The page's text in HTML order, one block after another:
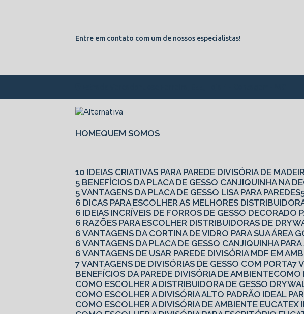
Entre em contato com um de nossos especialistas!
HOME
QUEM SOMOS
10 IDEIAS CRIATIVAS PARA PAREDE DIVISÓRIA DE
5 BENEFÍCIOS DA PLACA DE GESSO CANJIQUINHA NA
5 VANTAGENS DA PLACA DE GESSO LISA PARA PAREDES
6 DICAS PARA ESCOLHER AS MELHORES
6 IDEIAS INCRÍVEIS DE FORROS DE GESSO DECORADO
6 RAZÕES PARA ESCOLHER DISTRIBUIDORAS DE
6 VANTAGENS DA CORTINA DE VIDRO PARA SUA ÁREA
6 VANTAGENS DA PLACA DE GESSO CANJIQUINHA
6 VANTAGENS DE USAR PAREDE DIVISÓRIA MDF EM
7 VANTAGENS DE DIVISÓRIAS DE GESSO COM PORTA 7
BENEFÍCIOS DA PAREDE DIVISÓRIA DE AMBIENTE
COMO ESCOLHER A DISTRIBUIDORA DE GESSO
COMO ESCOLHER A DIVISÓRIA ALTO PADRÃO IDEAL
COMO ESCOLHER A DIVISÓRIA DE AMBIENTE EUCATEX